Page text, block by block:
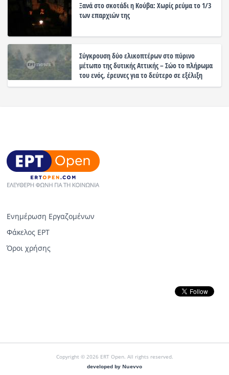
Ξανά στο σκοτάδι η Κούβα: Χωρίς ρεύμα το 1/3
των επαρχιών της
Σύγκρουση δύο ελικοπτέρων στο πύρινο
μέτωπο της δυτικής Αττικής – Σώο το πλήρωμα
του ενός, έρευνες για το δεύτερο σε εξέλιξη
Ενημέρωση Εργαζομένων
Φάκελος ΕΡΤ
Όροι χρήσης
Copyright © 2026 ERT Open. All rights reserved.
developed by Nuevvo